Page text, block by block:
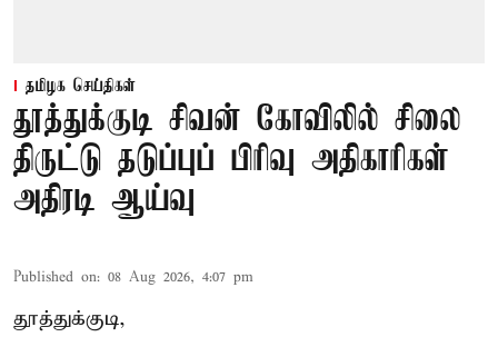
தமிழக செய்திகள்
தூத்துக்குடி சிவன் கோவிலில் சிலை
திருட்டு தடுப்புப் பிரிவு அதிகாரிகள்
அதிரடி ஆய்வு
Published on: 08 Aug 2026, 4:07 pm
தூத்துக்குடி,